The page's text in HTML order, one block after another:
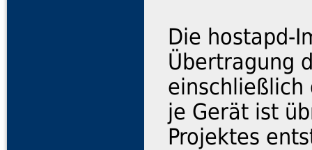
Die hostapd-
Übertragung
einschließlich
je Gerät ist
Projektes